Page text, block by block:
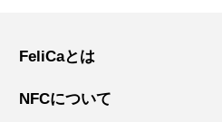
FeliCaとは
NFCについて